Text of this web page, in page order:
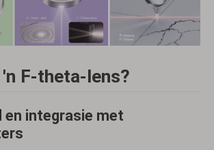
F-theta-lens?
en integrasie met